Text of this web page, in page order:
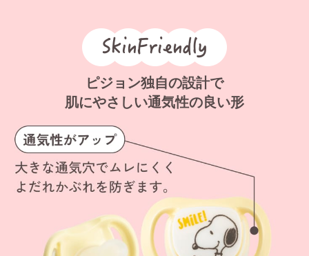
ピジョン独自の設計で
肌にやさしい通気性の良い形